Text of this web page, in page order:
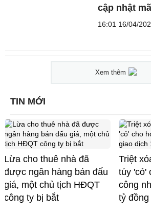
cập nhật
16:01 16/04/
Xem thêm
TIN MỚI
Lừa cho thuê nhà đã
được ngân hàng bán đấu
giá, một chủ tịch HĐQT
công ty bị bắt
Triệt
túy 'cỏ'
công
tỷ đồng